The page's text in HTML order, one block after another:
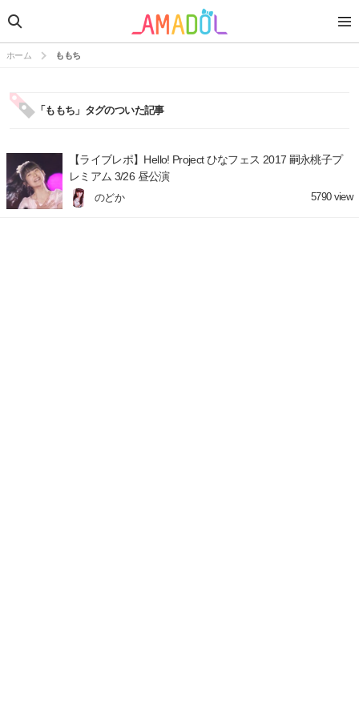
ホーム ももち
「ももち」タグのついた記事
【ライブレポ】Hello! Project ひなフェス 2017 嗣永桃子プ
レミアム 3/26 昼公演
のどか 5790view